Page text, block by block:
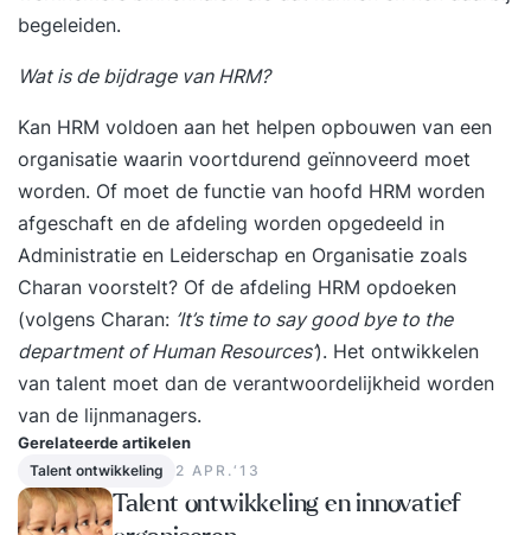
carrièreswitch zonder HR vooropleiding •
Begeleiding door een deskundige met brede P&O
geschikt voor diegenen die kennis willen maken
met alle facetten op het gebied van personeel en
organisatie. Je bent reeds werkzaam binnen dit
vakgebied, voert deeltaken uit of je wil in de
toekomst een personeelsfunctie vervullen. - Je
brengt je kennis van en inzicht in
personeelszaken naar een hoger niveau - Je leert
alle essentiële onderdelen van personeel en
organisatie - Je begrijpt de positie en functie van
de P&O-afdeling binnen de organisatie - Je leert
de verschillende personeelsinstrumenten kennen
en toepassen - Je heb inzicht in je rol in relatie
tot de overige organisatiedisciplines zoals
begeleiden.
Wat is de bijdrage van HRM?
Kan HRM voldoen aan het helpen opbouwen van een
organisatie waarin voortdurend geïnnoveerd moet
worden. Of moet de functie van hoofd HRM worden
afgeschaft en de afdeling worden opgedeeld in
Administratie en Leiderschap en Organisatie zoals
Charan voorstelt? Of de afdeling HRM opdoeken
(volgens Charan: ’It’s time to say good bye to the
department of Human Resources’). Het ontwikkelen
van talent moet dan de verantwoordelijkheid worden
van de lijnmanagers.
Gerelateerde artikelen
Talent ontwikkeling 2 APR.‘13
Talent ontwikkeling en innovatief